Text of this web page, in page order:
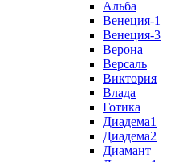
Альба
Венеция-1
Венеция-3
Верона
Версаль
Виктория
Влада
Готика
Диадема1
Диадема2
Диамант